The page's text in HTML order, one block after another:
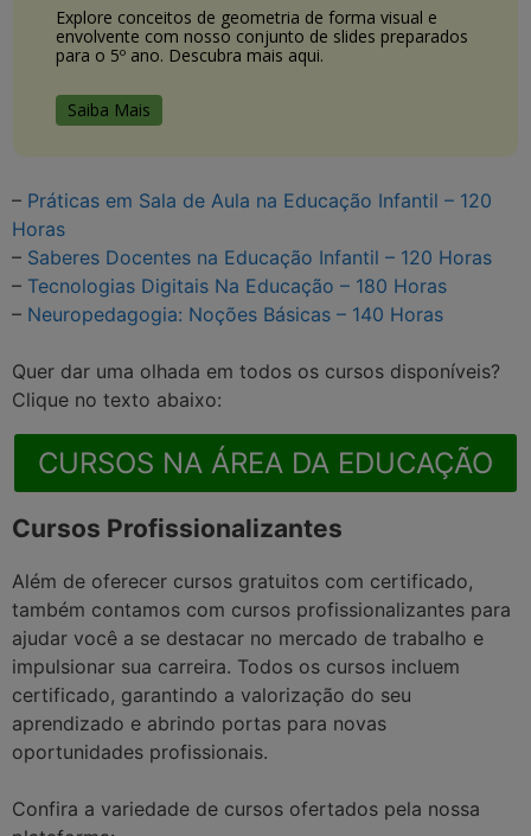
Explore conceitos de geometria de forma visual e
envolvente com nosso conjunto de slides preparados
para o 5º ano. Descubra mais aqui.
Saiba Mais
– Práticas em Sala de Aula na Educação Infantil – 120
Horas
– Saberes Docentes na Educação Infantil – 120 Horas
– Tecnologias Digitais Na Educação – 180 Horas
– Neuropedagogia: Noções Básicas – 140 Horas
Quer dar uma olhada em todos os cursos disponíveis?
Clique no texto abaixo:
CURSOS NA ÁREA DA EDUCAÇÃO
Cursos Profissionalizantes
Além de oferecer cursos gratuitos com certificado,
também contamos com cursos profissionalizantes para
ajudar você a se destacar no mercado de trabalho e
impulsionar sua carreira. Todos os cursos incluem
certificado, garantindo a valorização do seu
aprendizado e abrindo portas para novas
oportunidades profissionais.
Confira a variedade de cursos ofertados pela nossa